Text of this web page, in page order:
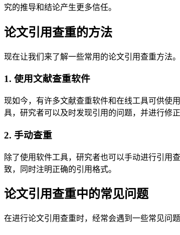
究的推导和结论产生更多信任。
论文引用查重的方法
现在让我们来了解一些常用的论文引用查重方法。
1. 使用文献查重软件
现如今，有许多文献查重软件和在线工具可供使
具，研究者可以及时发现引用的问题，并进行修正
2. 手动查重
除了使用软件工具，研究者也可以手动进行引用
致，同时注明正确的引用格式。
论文引用查重中的常见问题
在进行论文引用查重时，经常会遇到一些常见问